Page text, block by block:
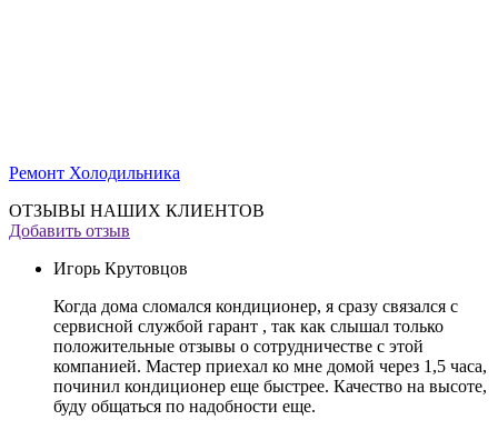
Ремонт Холодильника
ОТЗЫВЫ НАШИХ КЛИЕНТОВ
Добавить отзыв
Игорь Крутовцов
Когда дома сломался кондиционер, я сразу связался с
сервисной службой гарант , так как слышал только
положительные отзывы о сотрудничестве с этой
компанией. Мастер приехал ко мне домой через 1,5 часа,
починил кондиционер еще быстрее. Качество на высоте,
буду общаться по надобности еще.